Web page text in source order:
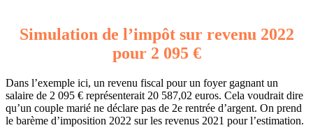
Simulation de l’impôt sur revenu 2022
pour 2 095 €
Dans l’exemple ici, un revenu fiscal pour un foyer gagnant un
salaire de 2 095 € représenterait 20 587,02 euros. Cela voudrait dire
qu’un couple marié ne déclare pas de 2e rentrée d’argent. On prend
le barème d’imposition 2022 sur les revenus 2021 pour l’estimation.